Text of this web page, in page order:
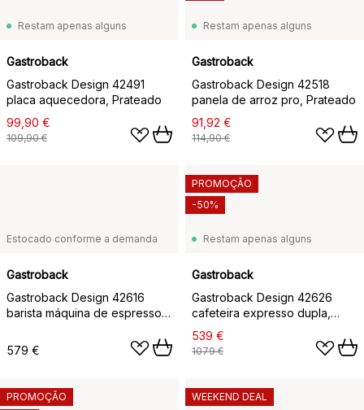
Restam apenas alguns
Gastroback
Gastroback Design 42491
placa aquecedora, Prateado
99,90 €
109,90 €
Restam apenas alguns
Gastroback
Gastroback Design 42518
panela de arroz pro, Prateado
91,92 €
114,90 €
Estocado conforme a demanda
Gastroback
Gastroback Design 42616
barista máquina de espresso
579 €
Restam apenas alguns
Gastroback
Gastroback Design 42626
cafeteira expresso dupla,
Prateado
539 €
1079 €
PROMOÇÃO
-50%
PROMOÇÃO
WEEKEND DEAL